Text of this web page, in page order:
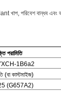
খাপ, পরিবেশ বান্ধব এবং
পরামিতি
1B6a2
(বা কাস্টমাইজ)
(G657A2)